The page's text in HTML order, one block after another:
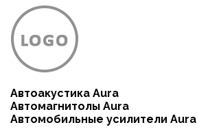
Автоакустика Aura
Автомагнитолы Aura
Автомобильные усилители Aura